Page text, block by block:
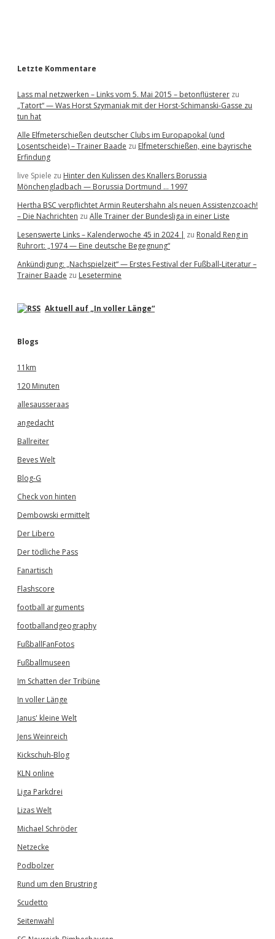
Letzte Kommentare
Lass mal netzwerken – Links vom 5. Mai 2015 – betonflüsterer zu
„Tatort“ — Was Horst Szymaniak mit der Horst-Schimanski-Gasse zu
tun hat
Alle Elfmeterschießen deutscher Clubs im Europapokal (und
Losentscheide) – Trainer Baade zu Elfmeterschießen, eine bayrische
Erfindung
live Spiele zu Hinter den Kulissen des Knallers Borussia
Mönchengladbach — Borussia Dortmund … 1997
Hertha BSC verpflichtet Armin Reutershahn als neuen Assistenzcoach!
– Die Nachrichten zu Alle Trainer der Bundesliga in einer Liste
Lesenswerte Links – Kalenderwoche 45 in 2024 | zu Ronald Reng in
Ruhrort: „1974 — Eine deutsche Begegnung“
Ankündigung: „Nachspielzeit“ — Erstes Festival der Fußball-Literatur –
Trainer Baade zu Lesetermine
Aktuell auf „In voller Länge“
Blogs
11km
120 Minuten
allesausseraas
angedacht
Ballreiter
Beves Welt
Blog-G
Check von hinten
Dembowski ermittelt
Der Libero
Der tödliche Pass
Fanartisch
Flashscore
football arguments
footballandgeography
FußballFanFotos
Fußballmuseen
Im Schatten der Tribüne
In voller Länge
Janus' kleine Welt
Jens Weinreich
Kickschuh-Blog
KLN online
Liga Parkdrei
Lizas Welt
Michael Schröder
Netzecke
Podbolzer
Rund um den Brustring
Scudetto
Seitenwahl